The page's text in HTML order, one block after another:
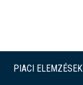
PIACI ELEMZÉSEK